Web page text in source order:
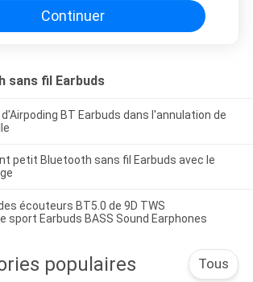
Continuer
sans fil Earbuds
d'Airpoding BT Earbuds dans l'annulation de
petit Bluetooth sans fil Earbuds avec le
écouteurs BT5.0 de 9D TWS
sport Earbuds BASS Sound Earphones
populaires Tous